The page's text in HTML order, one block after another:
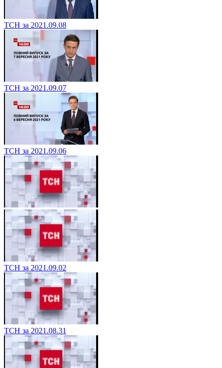
ТСН за 2021.09.08
ТСН за 2021.09.07
ТСН за 2021.09.06
ТСН за 2021.09.02
ТСН за 2021.08.31